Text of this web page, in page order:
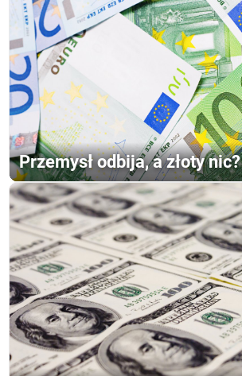
Przemysł odbija, a złoty nic?